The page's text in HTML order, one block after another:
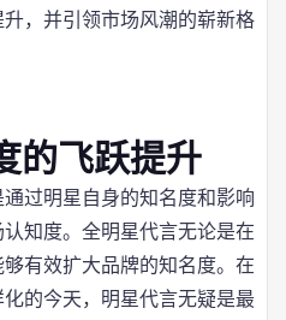
，并引领市场风潮的崭新格
的飞跃提升
过明星自身的知名度和影响
知度。全明星代言无论是在
有效扩大品牌的知名度。在
的今天，明星代言无疑是最